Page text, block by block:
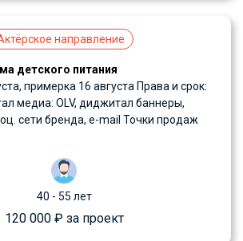
направление
детского питания
примерка 16 августа Права и срок:
медиа: OLV, диджитал баннеры,
сети бренда, e-mail Точки продаж
40 - 55 лет
120 000 ₽ за проект